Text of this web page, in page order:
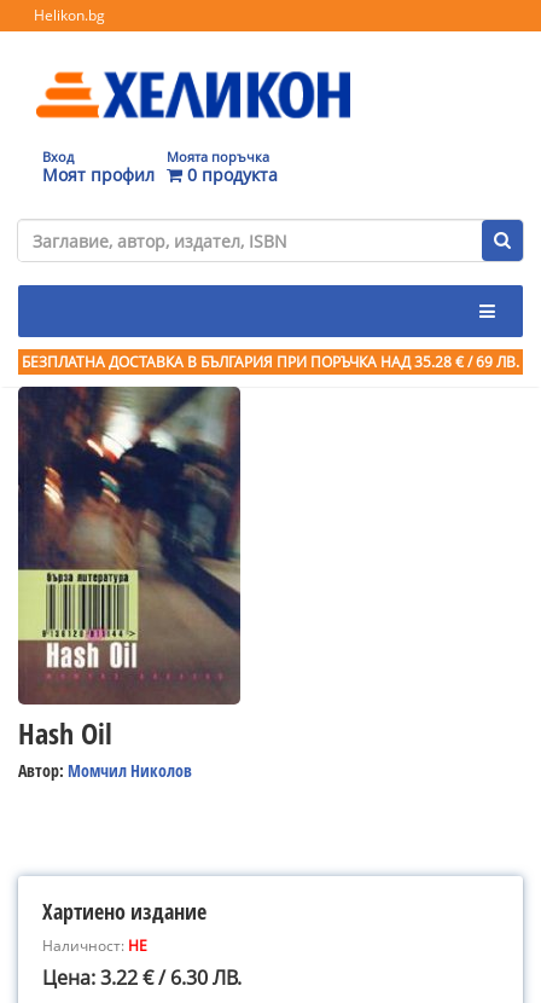
Helikon.bg
Вход
Моят профил
Моята поръчка
0 продукта
БЕЗПЛАТНА ДОСТАВКА В БЪЛГАРИЯ ПРИ ПОРЪЧКА НАД 35.28 € / 69 ЛВ.
Hash Oil
Автор: Момчил Николов
Хартиено издание
Наличност: НЕ
Цена: 3.22 € / 6.30 ЛВ.